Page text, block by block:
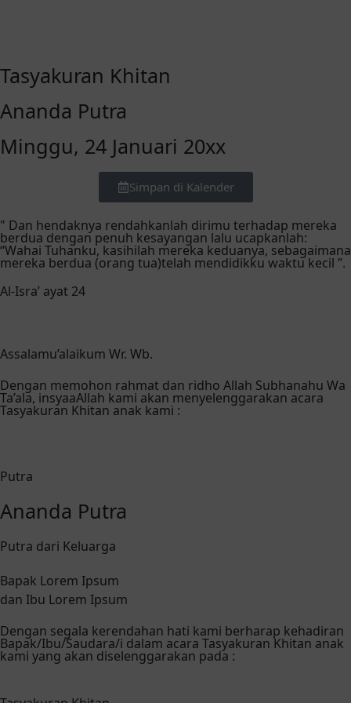
Tasyakuran Khitan
Ananda Putra
Minggu, 24 Januari 20xx
Simpan di Kalender
" Dan hendaknya rendahkanlah dirimu terhadap mereka
berdua dengan penuh kesayangan lalu ucapkanlah:
“Wahai Tuhanku, kasihilah mereka keduanya, sebagaimana
mereka berdua (orang tua)telah mendidikku waktu kecil ”.
Al-Isra’ ayat 24
Assalamu’alaikum Wr. Wb.
Dengan memohon rahmat dan ridho Allah Subhanahu Wa
Ta’ala, insyaaAllah kami akan menyelenggarakan acara
Tasyakuran Khitan anak kami :
Putra
Ananda Putra
Putra dari Keluarga
Bapak Lorem Ipsum
dan Ibu Lorem Ipsum
Dengan segala kerendahan hati kami berharap kehadiran
Bapak/Ibu/Saudara/i dalam acara Tasyakuran Khitan anak
kami yang akan diselenggarakan pada :